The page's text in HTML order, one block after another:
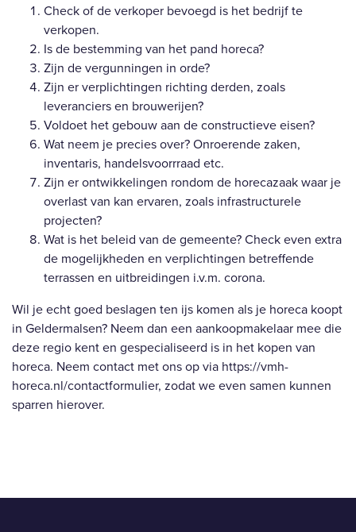
Check of de verkoper bevoegd is het bedrijf te
verkopen.
Is de bestemming van het pand horeca?
Zijn de vergunningen in orde?
Zijn er verplichtingen richting derden, zoals
leveranciers en brouwerijen?
Voldoet het gebouw aan de constructieve eisen?
Wat neem je precies over? Onroerende zaken,
inventaris, handelsvoorrraad etc.
Zijn er ontwikkelingen rondom de horecazaak waar je
overlast van kan ervaren, zoals infrastructurele
projecten?
Wat is het beleid van de gemeente? Check even extra
de mogelijkheden en verplichtingen betreffende
terrassen en uitbreidingen i.v.m. corona.
Wil je echt goed beslagen ten ijs komen als je horeca koopt
in Geldermalsen? Neem dan een aankoopmakelaar mee die
deze regio kent en gespecialiseerd is in het kopen van
horeca. Neem contact met ons op via https://vmh-
horeca.nl/contactformulier, zodat we even samen kunnen
sparren hierover.